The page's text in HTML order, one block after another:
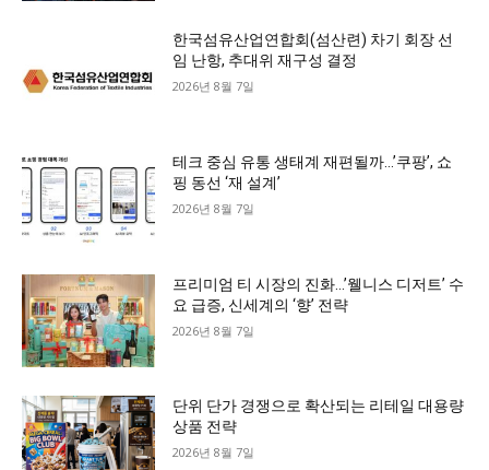
한국섬유산업연합회(섬산련) 차기 회장 선
임 난항, 추대위 재구성 결정
2026년 8월 7일
테크 중심 유통 생태계 재편될까…’쿠팡’, 쇼
핑 동선 ‘재 설계’
2026년 8월 7일
프리미엄 티 시장의 진화…’웰니스 디저트’ 수
요 급증, 신세계의 ‘향’ 전략
2026년 8월 7일
단위 단가 경쟁으로 확산되는 리테일 대용량
상품 전략
2026년 8월 7일